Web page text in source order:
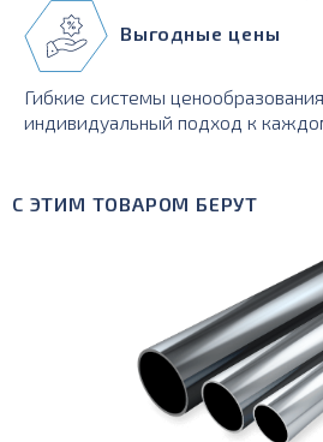
Выгодные цены
Гибкие системы
индивидуальный подход к
С ЭТИМ ТОВАРОМ БЕРУТ